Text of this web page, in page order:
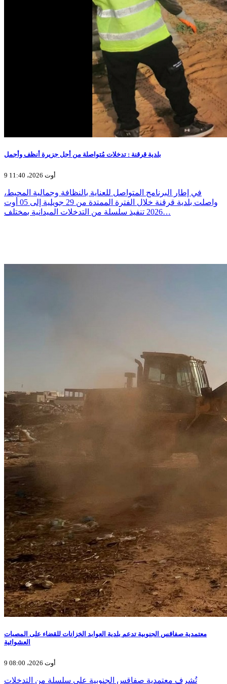
بلدية قرقنة : تدخلات مُتواصلة من أجل جزيرة أنظف وأجمل
9 أوت 2026، 11:40
في إطار البرنامج المتواصل للعناية بالنظافة وجمالية المحيط،
واصلت بلدية قرقنة خلال الفترة الممتدة من 29 جويلية إلى 05 أوت
2026 تنفيذ سلسلة من التدخلات الميدانية بمختلف…
معتمدية صفاقس الجنوبية تدعم بلدية العوابد الخزانات للقضاء على المصبات
العشوائية
9 أوت 2026، 08:00
تُشرف معتمدية صفاقس الجنوبية على سلسلة من التدخلات